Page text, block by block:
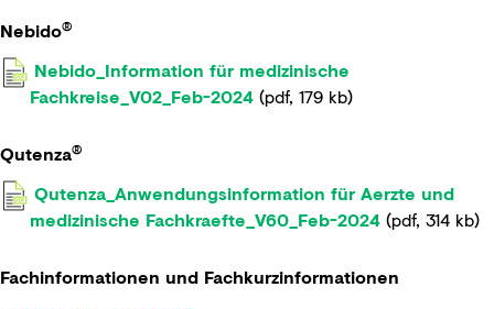
Nebido®
Nebido_Information für medizinische
Fachkreise_V02_Feb-2024 (pdf, 179 kb)
Qutenza®
Qutenza_Anwendungsinformation für Aerzte und
medizinische Fachkraefte_V60_Feb-2024 (pdf, 314 kb)
Fachinformationen und Fachkurzinformationen